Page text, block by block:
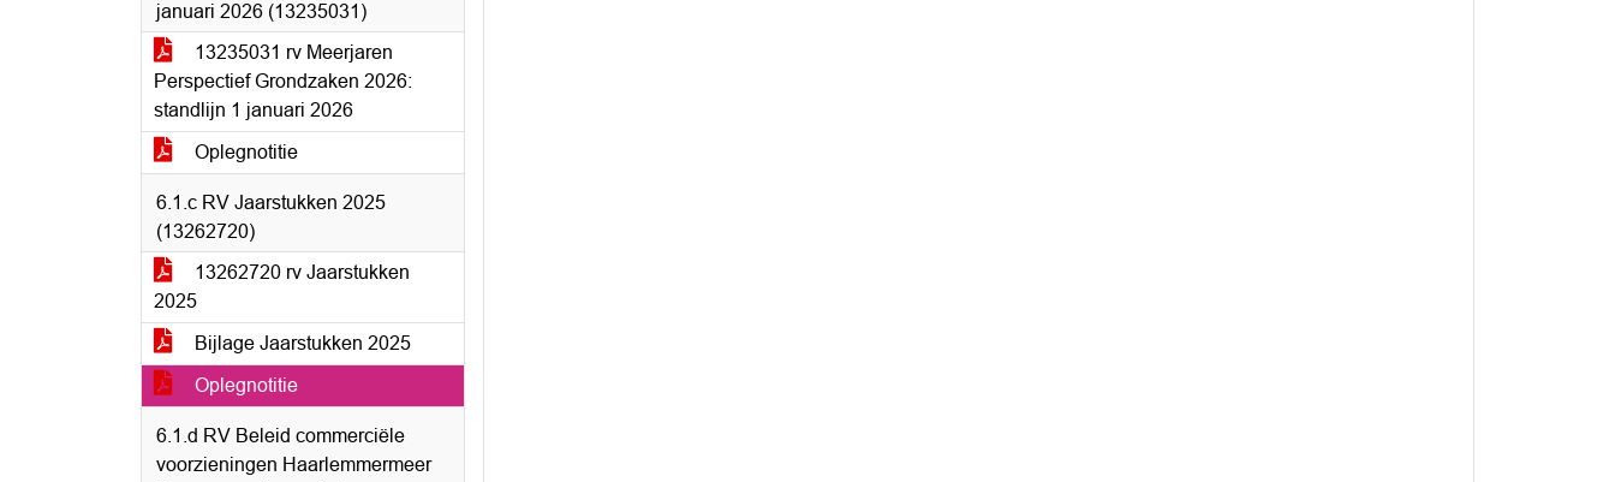
januari 2026 (13235031)
13235031 rv Meerjaren
Perspectief Grondzaken 2026:
standlijn 1 januari 2026
Oplegnotitie
6.1.c RV Jaarstukken 2025
(13262720)
13262720 rv Jaarstukken
2025
Bijlage Jaarstukken 2025
Oplegnotitie
6.1.d RV Beleid commerciële
voorzieningen Haarlemmermeer